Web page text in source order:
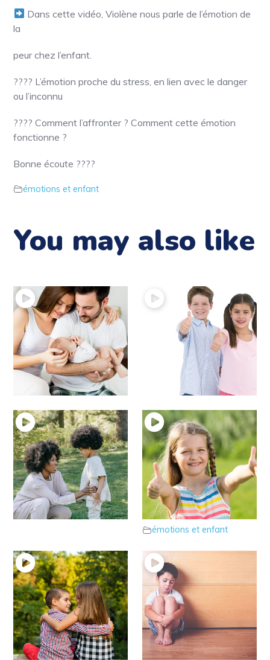
Dans cette vidéo, Violène nous parle de l’émotion de
la
peur chez l’enfant.
???? L’émotion proche du stress, en lien avec le danger
ou l’inconnu
???? Comment l’affronter ? Comment cette émotion
fonctionne ?
Bonne écoute ????
émotions et enfant
You may also like
17 – Le rôle des
parents
émotions et enfant
16 – Parlons des
émotions et enfant
15 – La reformulation
emphatique
émotions et enfant
14 – “Les confiances”
que développent votre
enfant
émotions et enfant
13 – Parlons de
l’Amour chez l’enfant
émotions et enfant
12 – Parlons de la
tristesse chez l’enfant
émotions et enfant